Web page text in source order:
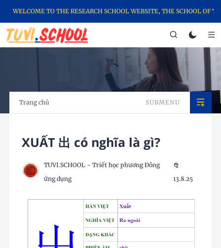
WELCOME TO THE RESEARCH SCHOOL WEBSITE, THE SCHOOL OF
Trang chủ SUBMENU
XUẤT 出 có nghĩa là gì?
TUVI.SCHOOL - Triết học phương Đông
ứng dụng
13.8.25